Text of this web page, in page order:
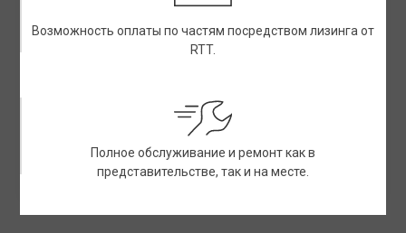
Возможность оплаты по частям посредством лизинга от
RTT.
Полное обслуживание и ремонт как в
представительстве, так и на месте.